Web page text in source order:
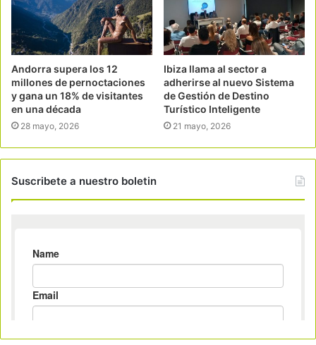
Andorra supera los 12
millones de pernoctaciones
y gana un 18% de visitantes
en una década
28 mayo, 2026
Ibiza llama al sector a
adherirse al nuevo Sistema
de Gestión de Destino
Turístico Inteligente
21 mayo, 2026
Suscribete a nuestro boletin